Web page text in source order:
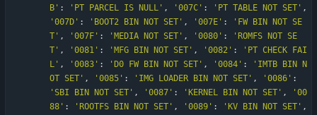
B ' : ' PT PARCEL IS NULL ' , ' 007C ' : ' PT TABLE NOT SET ' ,
' 007D ' : ' BOOT2 BIN NOT SET ' , ' 007E ' : ' FW BIN NOT SE
T ' , ' 007F ' : ' MEDIA NOT SET ' , ' 0080 ' : ' ROMFS NOT SE
T ' , ' 0081 ' : ' MFG BIN NOT SET ' , ' 0082 ' : ' PT CHECK FAI
L ' , ' 0083 ' : ' D0 FW BIN NOT SET ' , ' 0084 ' : ' IMTB BIN N
OT SET ' , ' 0085 ' : ' IMG LOADER BIN NOT SET ' , ' 0086 ' :
' SBI BIN NOT SET ' , ' 0087 ' : ' KERNEL BIN NOT SET ' , ' 00
88 ' : ' ROOTFS BIN NOT SET ' , ' 0089 ' : ' KV BIN NOT SET ' ,